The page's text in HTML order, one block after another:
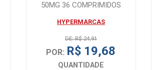
50MG 36 COMPRIMIDOS
HYPERMARCAS
DE: R$ 24,91
POR: R$ 19,68
QUANTIDADE